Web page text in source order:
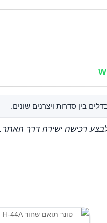
בין סדרות ויצרנים שונים.
רכישה ישירה דרך האתר.